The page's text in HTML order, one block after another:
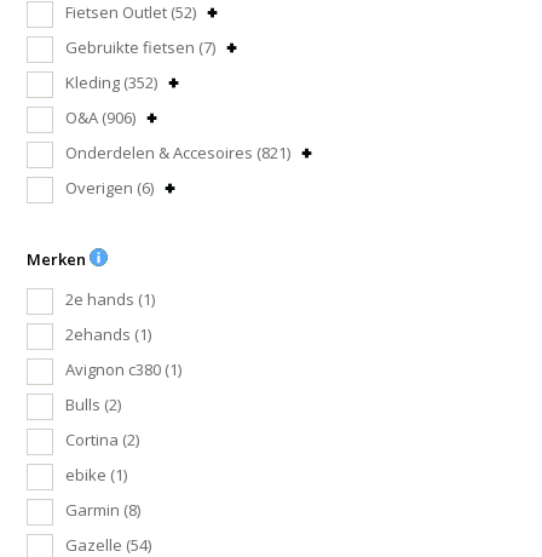
Fietsen Outlet (52)
Gebruikte fietsen (7)
Kleding (352)
O&A (906)
Onderdelen & Accesoires (821)
Overigen (6)
Merken
2e hands (1)
2ehands (1)
Avignon c380 (1)
Bulls (2)
Cortina (2)
ebike (1)
Garmin (8)
Gazelle (54)